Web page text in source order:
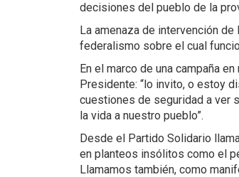
decisiones del pueblo de la
La amenaza de intervención
federalismo sobre el cual
En el marco de una campaña
Presidente: “lo invito, o estoy
cuestiones de seguridad a ver
la vida a nuestro pueblo”.
Desde el Partido Solidario
en planteos insólitos como el
Llamamos también, como